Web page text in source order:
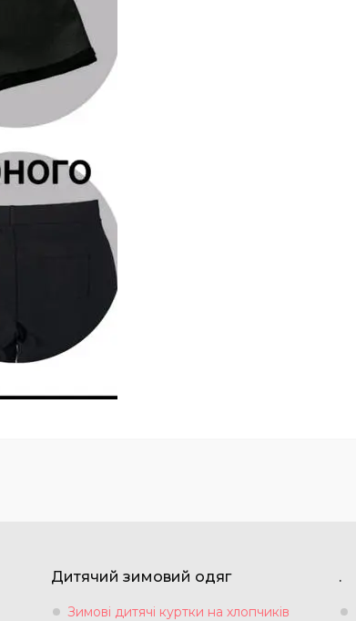
Дитячий зимовий одяг
Зимові дитячі куртки на хлопчиків
.